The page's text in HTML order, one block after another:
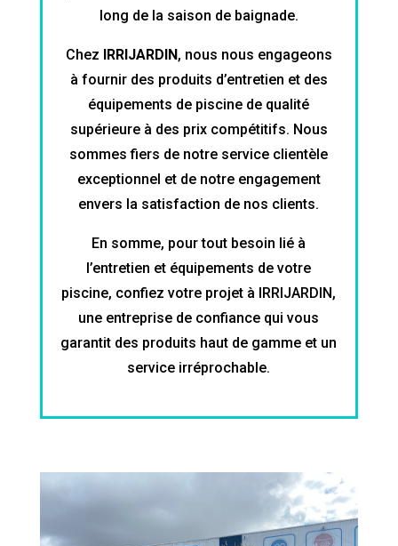
long de la saison de baignade.
Chez IRRIJARDIN, nous nous engageons
à fournir des produits d’entretien et des
équipements de piscine de qualité
supérieure à des prix compétitifs. Nous
sommes fiers de notre service clientèle
exceptionnel et de notre engagement
envers la satisfaction de nos clients.
En somme, pour tout besoin lié à
l’entretien et équipements de votre
piscine, confiez votre projet à IRRIJARDIN,
une entreprise de confiance qui vous
garantit des produits haut de gamme et un
service irréprochable.